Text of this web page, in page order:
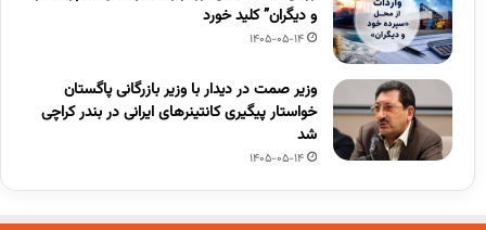
و دیگران” کلید خورد
1405-05-14
وزیر صمت در دیدار با وزیر بازرگانی پاگستان
خواستار پیگیری کانتینرهای ایرانی در بندر کراچی
شد
1405-05-14